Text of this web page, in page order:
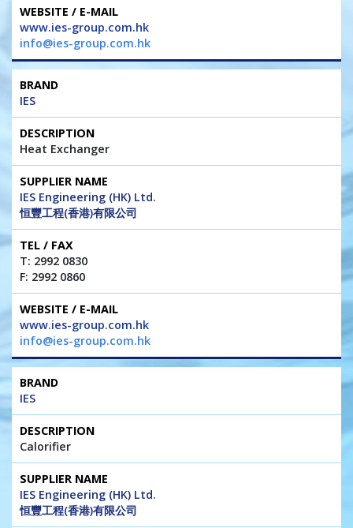
www.ies-group.com.hk
info@ies-group.com.hk
IES
Heat Exchanger
IES Engineering (HK) Ltd.
恒豐工程(香港)有限公司
T: 2992 0830
F: 2992 0860
www.ies-group.com.hk
info@ies-group.com.hk
IES
Calorifier
IES Engineering (HK) Ltd.
恒豐工程(香港)有限公司